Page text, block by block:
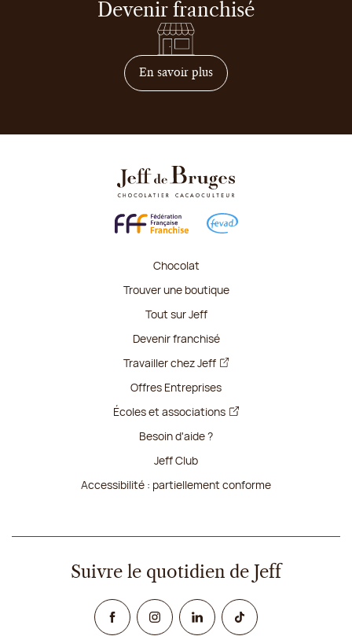
Devenir franchisé
En savoir plussur comment devenir
Chocolat
Trouver une boutique
Tout sur Jeff
Devenir franchisé
Travailler chez Jeff
Offres Entreprises
Écoles et associations
Besoin d'aide ?
Jeff Club
Accessibilité : partiellement conforme
Suivre le quotidien de Jeff
FacebookInstagramLinked InTikTok